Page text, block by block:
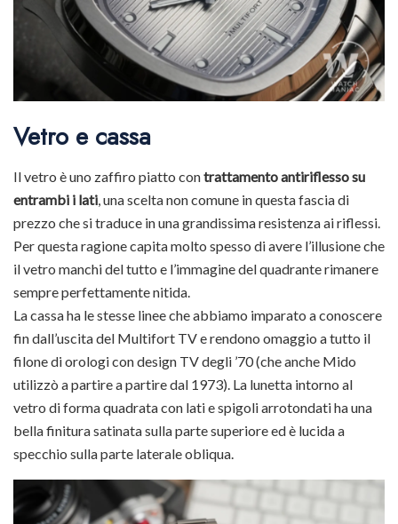
Vetro e cassa
Il vetro è uno zaffiro piatto contrattamento antiriflesso su
entrambi i lati, una scelta non comune in questa fascia di
prezzo che si traduce in una grandissima resistenza ai riflessi.
Per questa ragione capita molto spesso di avere l’illusione che
il vetro manchi del tutto e l’immagine del quadrante rimanere
sempre perfettamente nitida.
La cassa ha le stesse linee che abbiamo imparato a conoscere
fin dall’uscita del Multifort TV e rendono omaggio a tutto il
filone di orologi con design TV degli ’70 (che anche Mido
utilizzò a partire a partire dal 1973). La lunetta intorno al
vetro di forma quadrata con lati e spigoli arrotondati ha una
bella finitura satinata sulla parte superiore ed è lucida a
specchio sulla parte laterale obliqua.